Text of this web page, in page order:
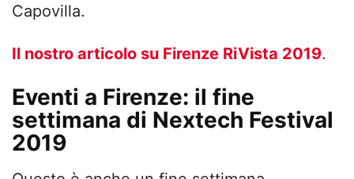
Capovilla.
Il nostro articolo su Firenze RiVista 2019.
Eventi a Firenze: il fine
settimana di Nextech Festival
2019